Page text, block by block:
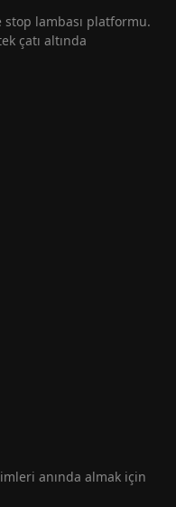
lambası platformu.
çatı altında
anında almak için